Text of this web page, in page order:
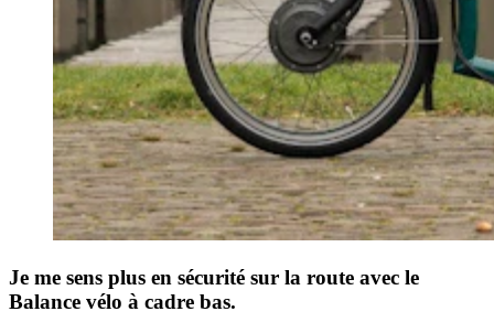
Je me sens plus en sécurité sur la route avec le
Balance vélo à cadre bas.